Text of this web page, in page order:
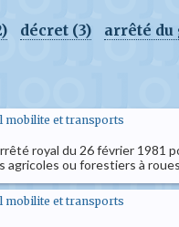
décret (3) arrêté
mobilite et transports
royal du 26 février 1981
agricoles ou forestiers à
mobilite et transports